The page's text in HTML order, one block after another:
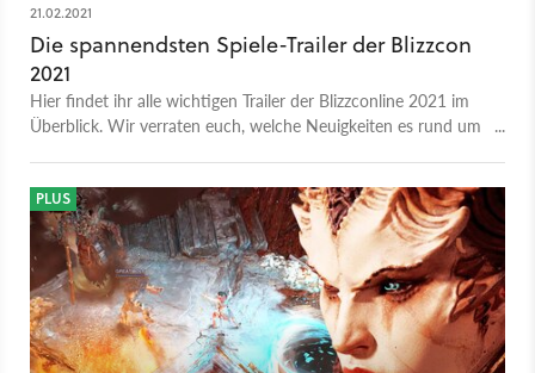
21.02.2021
Die spannendsten Spiele-Trailer der Blizzcon
2021
Hier findet ihr alle wichtigen Trailer der Blizzconline 2021 im
Überblick. Wir verraten euch, welche Neuigkeiten es rund um
PLUS